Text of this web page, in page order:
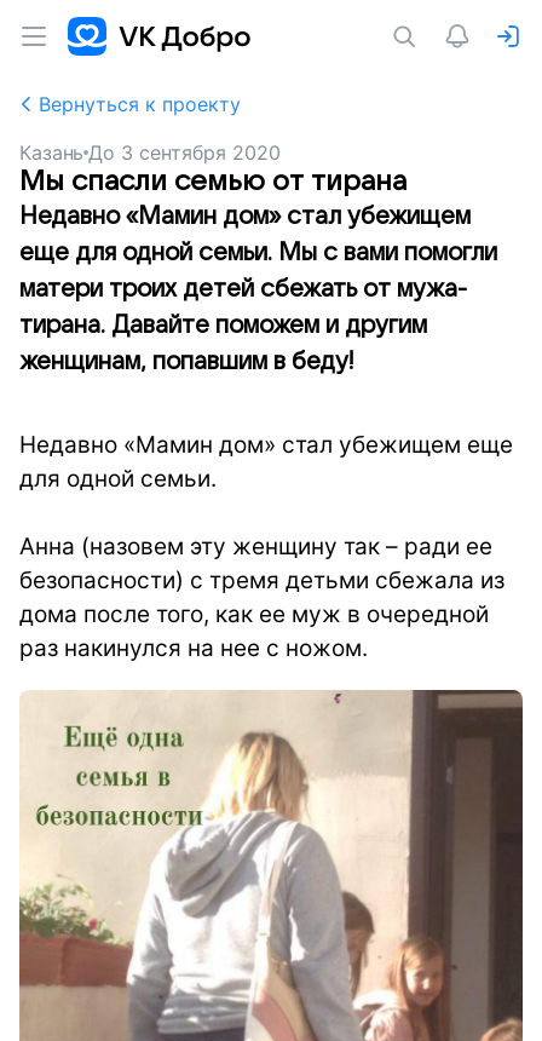
Вернуться к проекту
Казань До 3 сентября 2020
Мы спасли семью от тирана
Недавно «Мамин дом» стал убежищем
еще для одной семьи. Мы с вами помогли
матери троих детей сбежать от мужа-
тирана. Давайте поможем и другим
женщинам, попавшим в беду!
Недавно «Мамин дом» стал убежищем еще
для одной семьи.
Анна (назовем эту женщину так – ради ее
безопасности) с тремя детьми сбежала из
дома после того, как ее муж в очередной
раз накинулся на нее с ножом.